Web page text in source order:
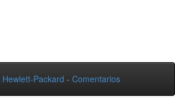
Hewlett-Packard - Comentarios